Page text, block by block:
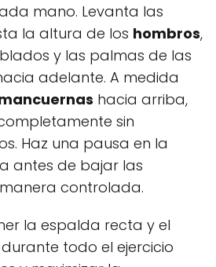
mano. Levanta las
la altura de los hombros,
y las palmas de las
adelante. A medida
hacia arriba,
sin
Haz una pausa en la
antes de bajar las
controlada.
la espalda recta y el
todo el ejercicio